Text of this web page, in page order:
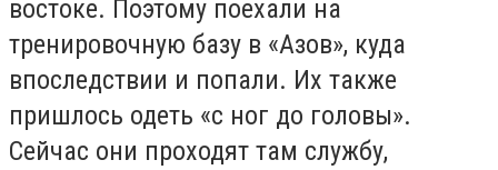
востоке. Поэтому поехали на
тренировочную базу в «Азов», куда
впоследствии и попали. Их также
пришлось одеть «с ног до головы».
Сейчас они проходят там службу,